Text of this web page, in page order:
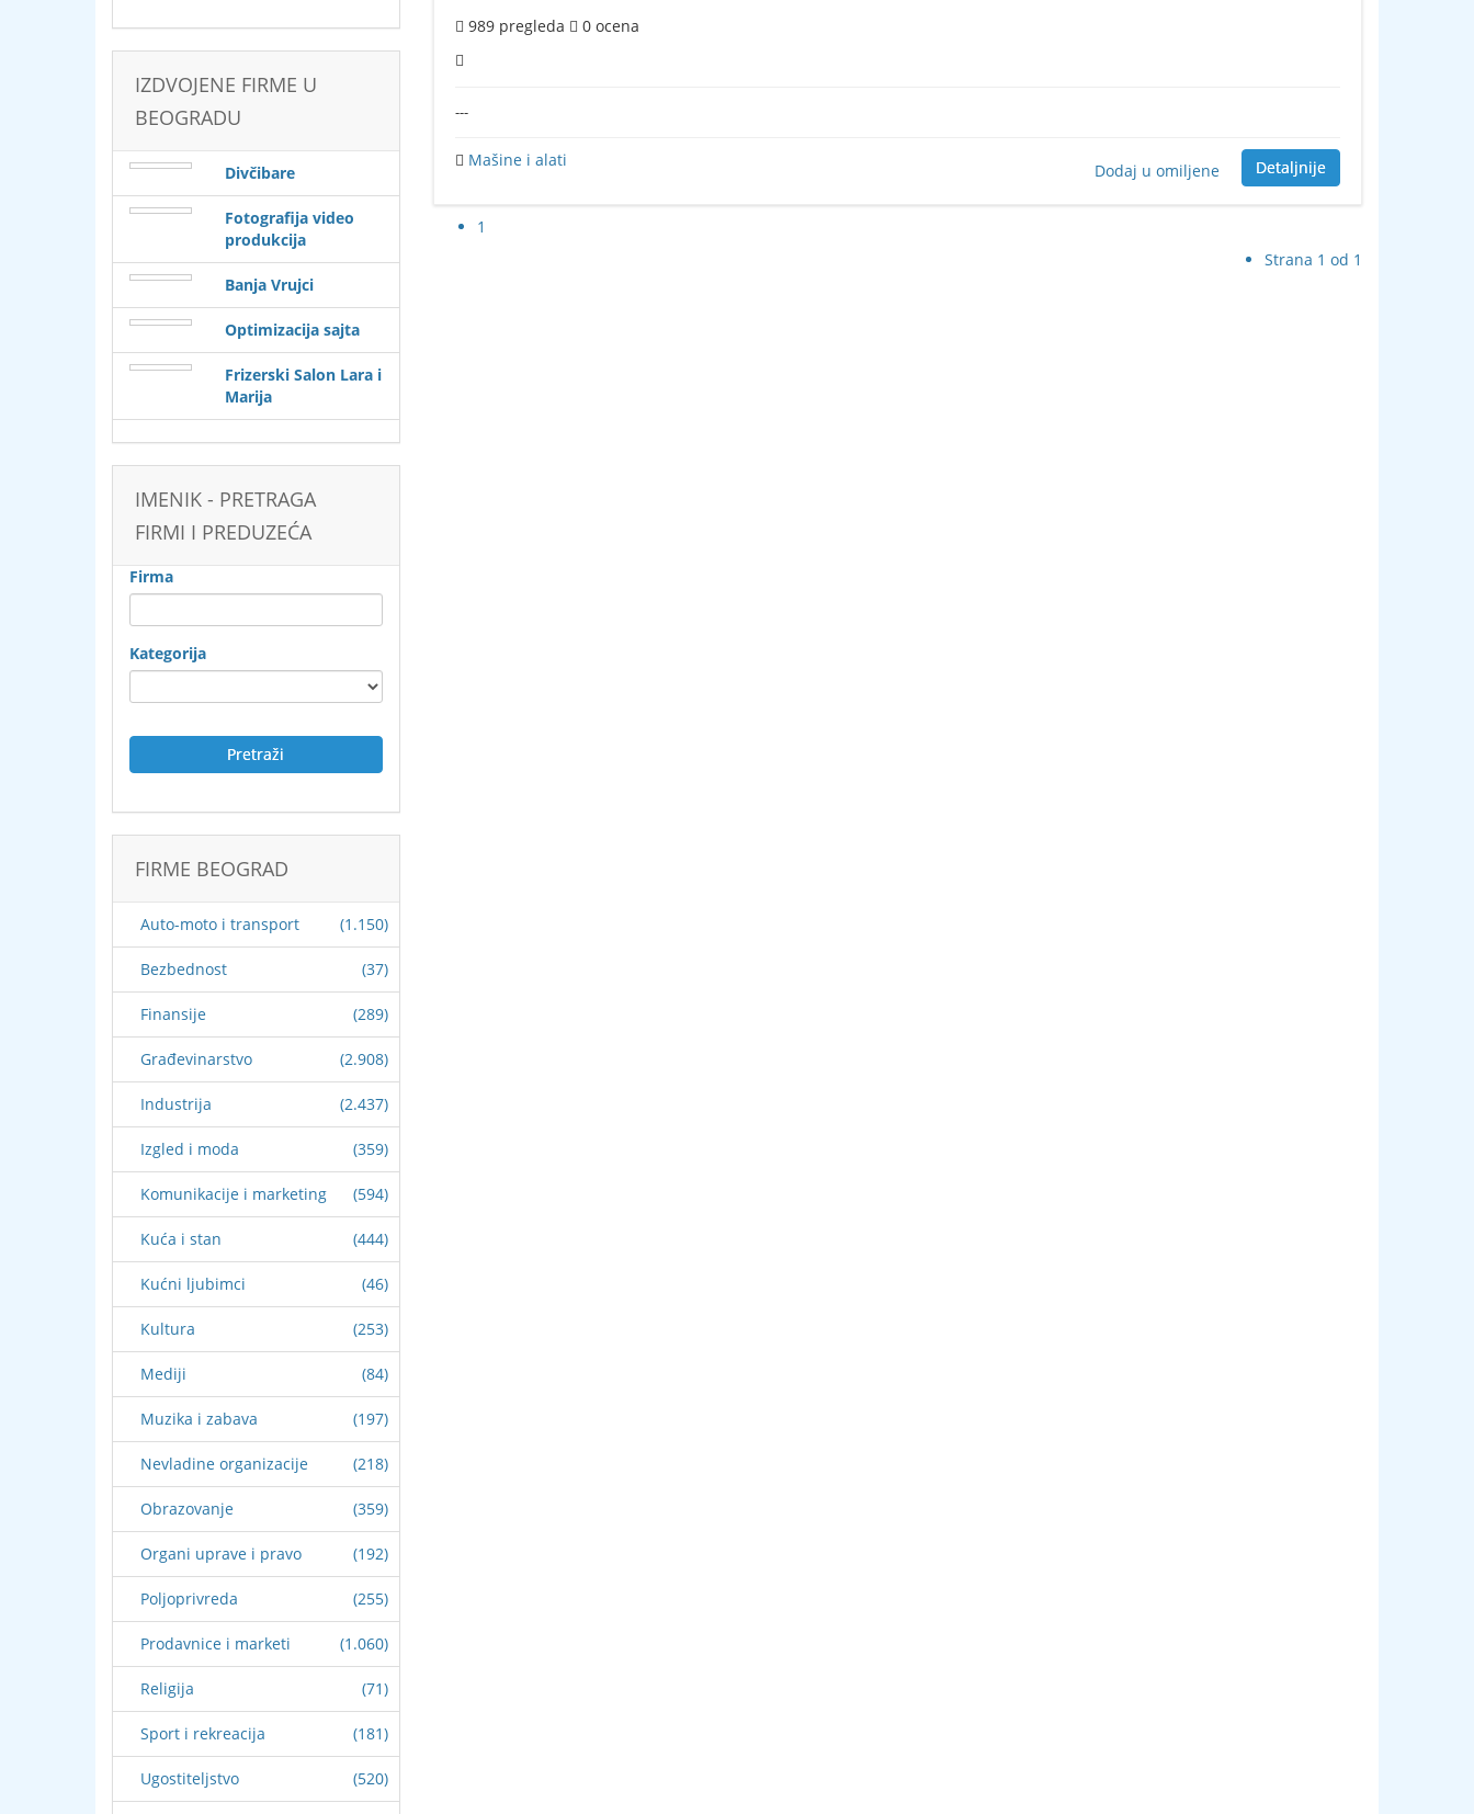
IZDVOJENE FIRME U
BEOGRADU
Divčibare
Fotografija video
produkcija
Banja Vrujci
Optimizacija sajta
Frizerski Salon Lara i
Marija
IMENIK - PRETRAGA
FIRMI I PREDUZEĆA
Firma
Kategorija
Pretraži
FIRME BEOGRAD
Auto-moto i transport (1.150)
Bezbednost (37)
Finansije (289)
Građevinarstvo (2.908)
Industrija (2.437)
Izgled i moda (359)
Komunikacije i marketing (594)
Kuća i stan (444)
Kućni ljubimci (46)
Kultura (253)
Mediji (84)
Muzika i zabava (197)
Nevladine organizacije (218)
Obrazovanje (359)
Organi uprave i pravo (192)
Poljoprivreda (255)
Prodavnice i marketi (1.060)
Religija (71)
Sport i rekreacija (181)
Ugostiteljstvo (520)
989pregleda 0ocena
---
Detaljnije
Dodaj u omiljene
Mašine i alati
1
Strana 1 od 1